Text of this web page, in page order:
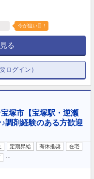
今が狙い目！
る
ログイン）
塚市【宝塚駅・逆瀬
調剤経験のある方歓迎
定期昇給 有休推奨
在宅